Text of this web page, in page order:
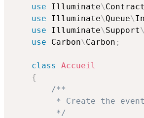
use
Illuminate\
use
Illuminate\Queue\
use
Illuminate\Support\
use
Carbon\Carbon ;
class
Accueil
{
/**
* Create the
         */